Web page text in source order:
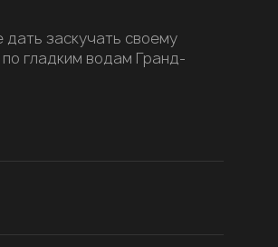
дать заскучать своему
гладким водам Гранд-